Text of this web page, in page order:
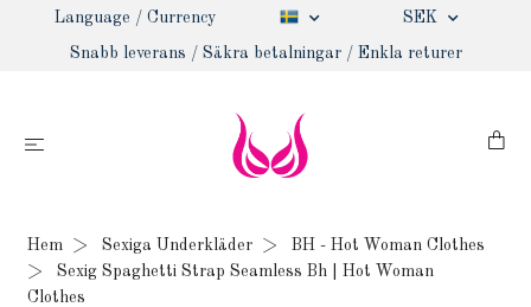
Language / Currency SEK
Snabb leverans / Säkra betalningar / Enkla returer
Hem Sexiga Underkläder
BH - Hot Woman Clothes
Sexig Spaghetti Strap Seamless Bh | Hot Woman
Clothes